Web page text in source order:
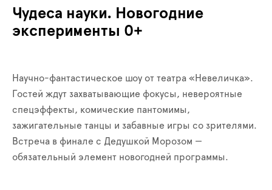
Чудеса науки. Новогодние
эксперименты 0+
Научно-фантастическое шоу от театра «Невеличка».
Гостей ждут захватывающие фокусы, невероятные
спецэффекты, комические пантомимы,
зажигательные танцы и забавные игры со зрителями.
Встреча в финале с Дедушкой Морозом —
обязательный элемент новогодней программы.